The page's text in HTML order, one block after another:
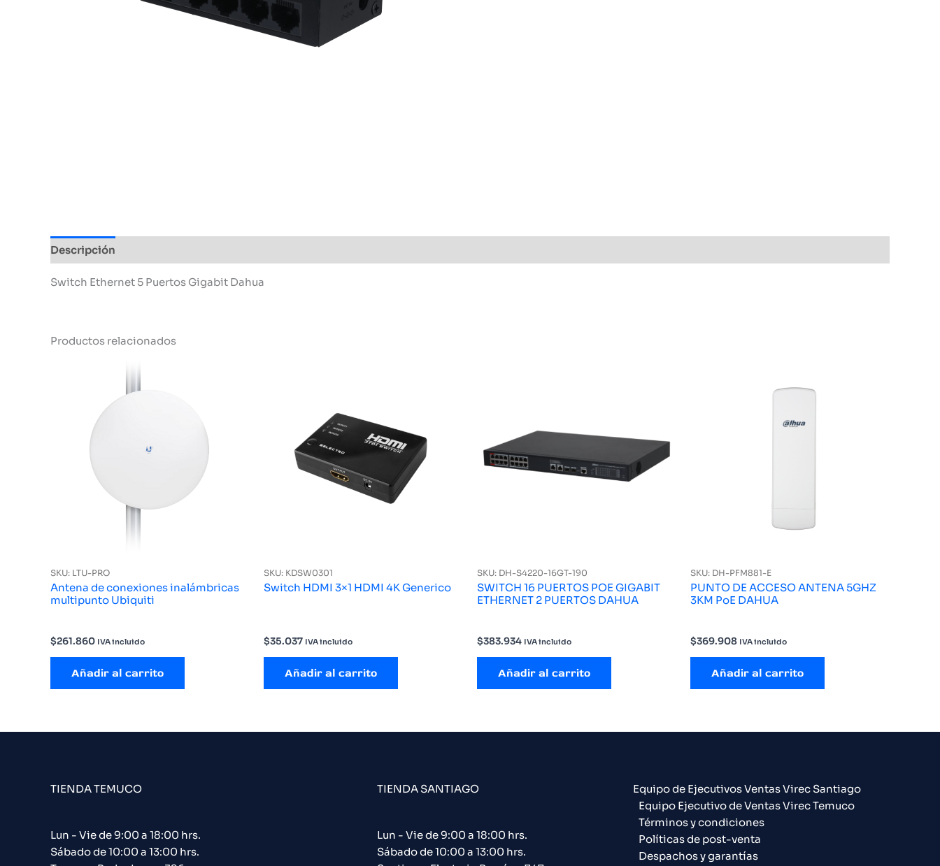
Descripción
Switch Ethernet 5 Puertos Gigabit Dahua
Productos relacionados
SKU: LTU-PRO
Antena de conexiones inalámbricas
multipunto Ubiquiti
$261.860 IVA incluido
Añadir al carrito
SKU: KDSW0301
Switch HDMI 3×1 HDMI 4K Generico
$35.037 IVA incluido
Añadir al carrito
SKU: DH-S4220-16GT-190
SWITCH 16 PUERTOS POE GIGABIT
ETHERNET 2 PUERTOS DAHUA
$383.934 IVA incluido
Añadir al carrito
SKU: DH-PFM881-E
PUNTO DE ACCESO ANTENA 5GHZ
3KM PoE DAHUA
$369.908 IVA incluido
Añadir al carrito
TIENDA TEMUCO
Lun - Vie de 9:00 a 18:00 hrs.
Sábado de 10:00 a 13:00 hrs.
TIENDA SANTIAGO
Lun - Vie de 9:00 a 18:00 hrs.
Sábado de 10:00 a 13:00 hrs.
Equipo de Ejecutivos Ventas Virec Santiago
Equipo Ejecutivo de Ventas Virec Temuco
Términos y condiciones
Políticas de post-venta
Despachos y garantías